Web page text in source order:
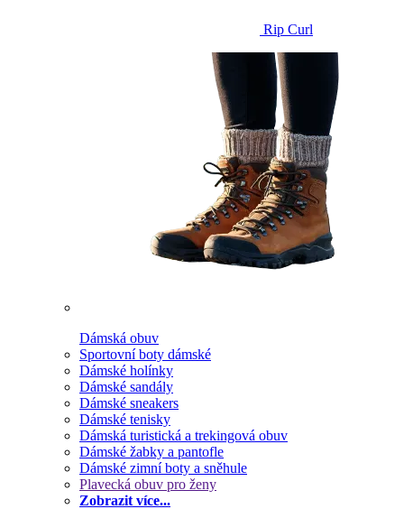
Rip Curl
Dámská obuv
Sportovní boty dámské
Dámské holínky
Dámské sandály
Dámské sneakers
Dámské tenisky
Dámská turistická a trekingová obuv
Dámské žabky a pantofle
Dámské zimní boty a sněhule
Plavecká obuv pro ženy
Zobrazit více...